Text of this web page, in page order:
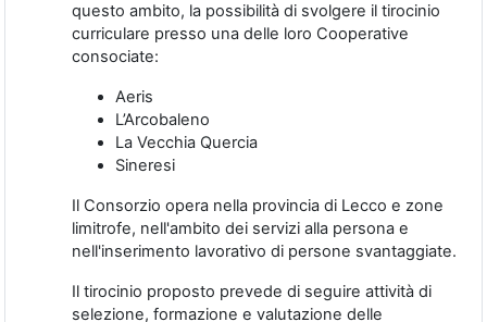
questo ambito, la possibilità di svolgere il tirocinio
curriculare presso una delle loro Cooperative
consociate:
Aeris
L’Arcobaleno
La Vecchia Quercia
Sineresi
Il Consorzio opera nella provincia di Lecco e zone
limitrofe, nell'ambito dei servizi alla persona e
nell'inserimento lavorativo di persone svantaggiate.
Il tirocinio proposto prevede di seguire attività di
selezione, formazione e valutazione delle